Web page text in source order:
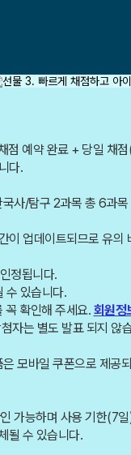
점 예약 완료 + 당일 채
다.
사/탐구 2과목 총 6과
이 업데이트되므로 유의
정됩니다.
수 있습니다.
꼭 확인해 주세요. 회원정
자는 별도 발표 되지 않
모바일 쿠폰으로 제공
가능하며 사용 기한(7
될 수 있습니다.